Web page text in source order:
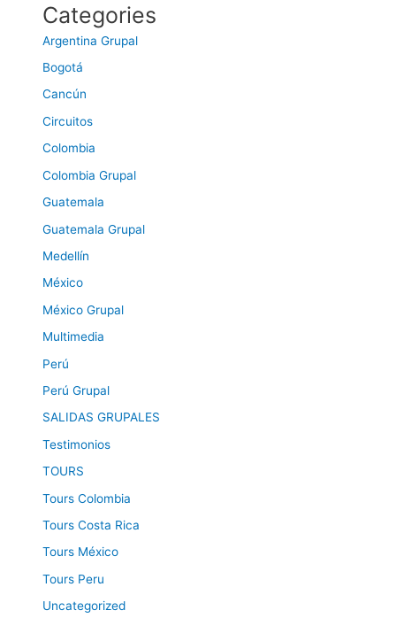
Categories
Argentina Grupal
Bogotá
Cancún
Circuitos
Colombia
Colombia Grupal
Guatemala
Guatemala Grupal
Medellín
México
México Grupal
Multimedia
Perú
Perú Grupal
SALIDAS GRUPALES
Testimonios
TOURS
Tours Colombia
Tours Costa Rica
Tours México
Tours Peru
Uncategorized